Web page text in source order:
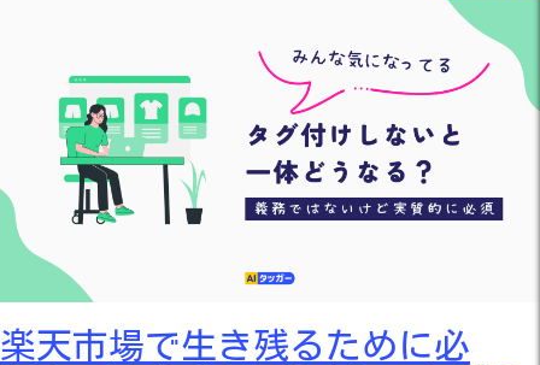
楽天市場で生き残るために必